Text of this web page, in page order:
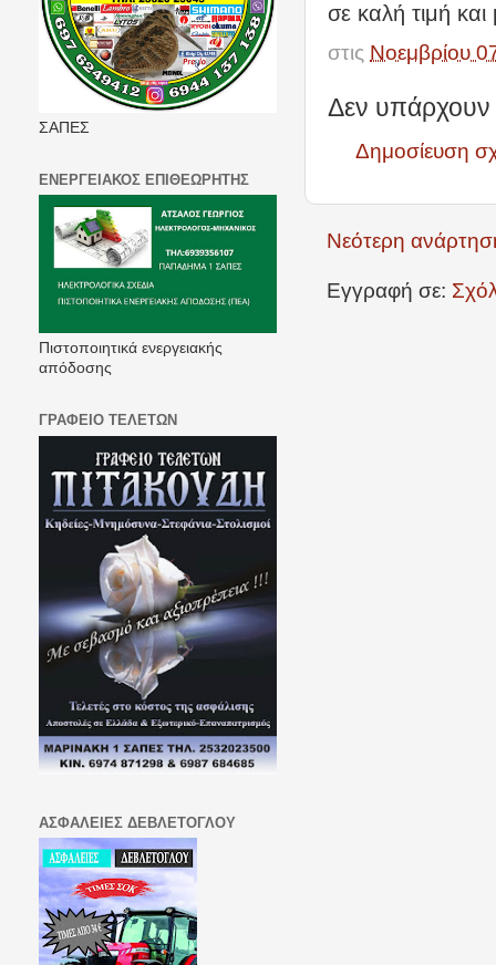
σε καλή τιμή
στις Νοεμβρίου
Δεν υπάρχουν
Δημοσίευση
Νεότερη
Εγγραφή σε:
ΣΑΠΕΣ
ΕΝΕΡΓΕΙΑΚΟΣ ΕΠΙΘΕΩΡΗΤΗΣ
Πιστοποιητικά ενεργειακής
απόδοσης
ΓΡΑΦΕΙΟ ΤΕΛΕΤΩΝ
ΑΣΦΑΛΕΙΕΣ ΔΕΒΛΕΤΟΓΛΟΥ